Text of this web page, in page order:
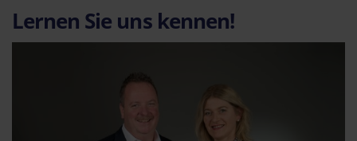
Lernen Sie uns kennen!